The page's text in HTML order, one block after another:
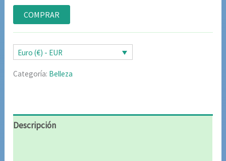
Valorado
con4.83de
5 en base
a
6
de clientes
COMPRAR
Euro (€) - EUR
Categoría: Belleza
Descripción